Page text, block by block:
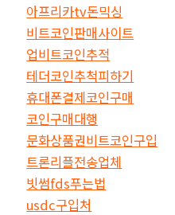
아프리카tv돈믹싱
비트코인판매사이트
업비트코인추적
테더코인추척피하기
휴대폰결제코인구매
코인구매대행
문화상품권비트코인구입
트론리플전송업체
빗썸fds푸는법
usdc구입처